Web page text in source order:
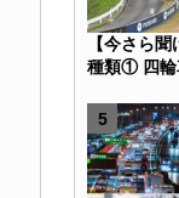
【今さら
種類① 四輪